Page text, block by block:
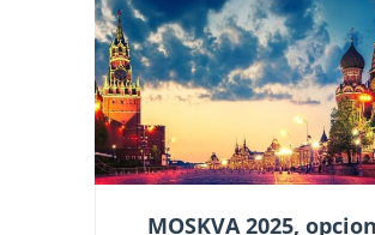
MOSKVA 2025,